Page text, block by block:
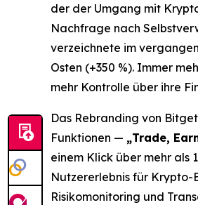
der der Umgang mit
Nachfrage nach
verzeichnete im
Osten (+350 %). Immer
mehr Kontrolle über ihre
Das Rebranding von
Funktionen — „Trade,
einem Klick über mehr als
Nutzererlebnis für Krypto-
Risikomonitoring und